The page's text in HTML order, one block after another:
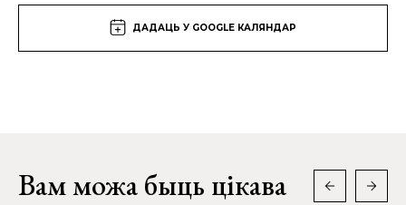
ДАДАЦЬ У GOOGLE КАЛЯНДАР
Вам можа быць цікава